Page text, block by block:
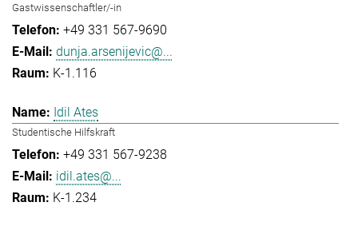
Gastwissenschaftler/-in
+49 331 567-9690
dunja.arsenijevic@...
K-1.116
Idil Ates
Studentische Hilfskraft
+49 331 567-9238
idil.ates@...
K-1.234